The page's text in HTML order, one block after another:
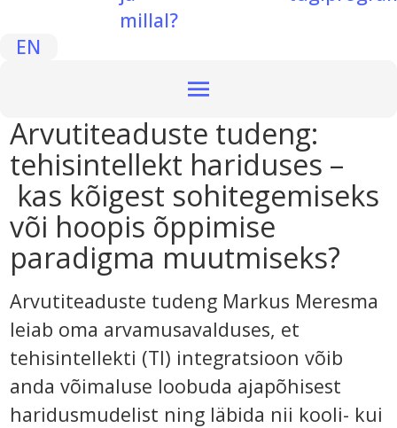
millal?
EN
Arvutiteaduste tudeng:
tehisintellekt hariduses –
kas kõigest sohitegemiseks
või hoopis õppimise
paradigma muutmiseks?
Arvutiteaduste tudeng Markus Meresma
leiab oma arvamusavalduses, et
tehisintellekti (TI) integratsioon võib
anda võimaluse loobuda ajapõhisest
haridusmudelist ning läbida nii kooli- kui